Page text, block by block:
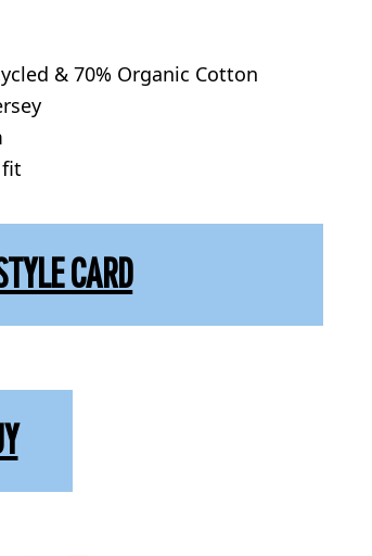
& 70% Organic Cotton
CARD